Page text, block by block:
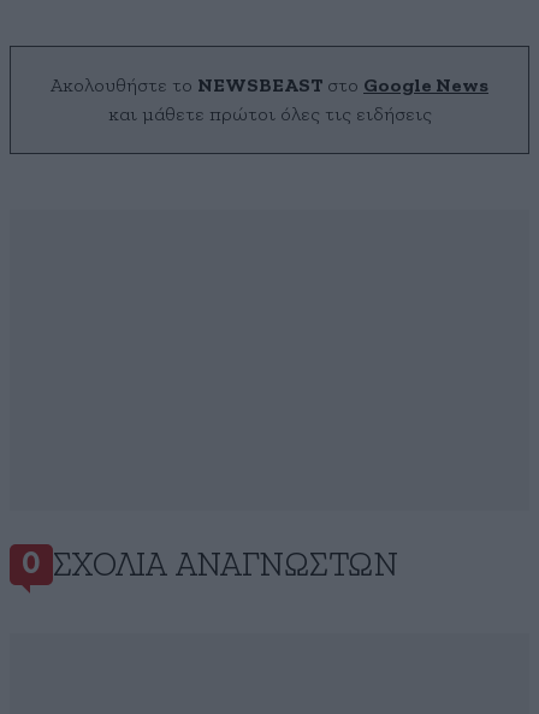
Ακολουθήστε το NEWSBEAST στο Google News
και μάθετε πρώτοι όλες τις ειδήσεις
0 ΣΧΌΛΙΑ ΑΝΑΓΝΩΣΤΏΝ